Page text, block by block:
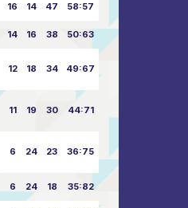
16 14 47 58:57
14 16 38 50:63
12 18 34 49:67
11 19 30 44:71
6 24 23 36:75
6 24 18 35:82